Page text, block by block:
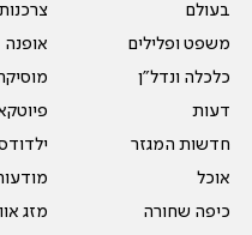
בעולם
משפט ופלילים
כלכלה ונדל"ן
דעות
חדשות המגזר
אוכל
כיפה שחורה
אופנה
מזג